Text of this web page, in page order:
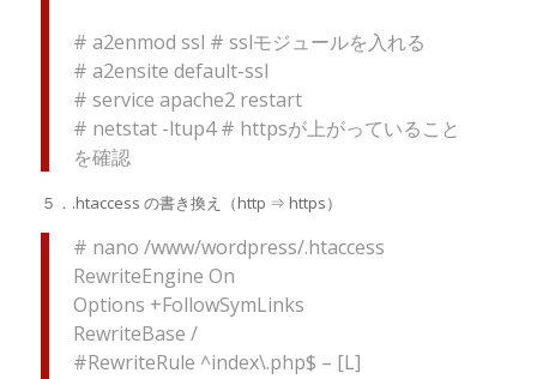
# a2enmod ssl # sslモジュールを入れる
# a2ensite default-ssl
# service apache2 restart
# netstat -ltup4 # httpsが上がっていること
を確認
５．.htaccess の書き換え（http ⇒ https）
# nano /www/wordpress/.htaccess
RewriteEngine On
Options +FollowSymLinks
RewriteBase /
#RewriteRule ^index\.php$ – [L]